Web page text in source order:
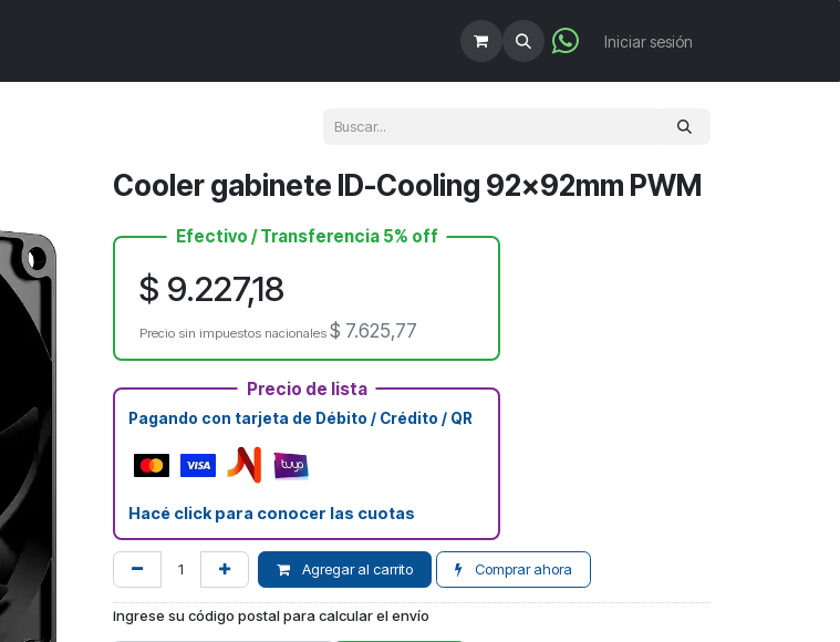
Iniciar sesión
Cooler gabinete ID-Cooling 92x92mm PWM
Efectivo / Transferencia 5% off
$ 9.227,18
Precio sin impuestos nacionales $ 7.625,77
Precio de lista
Pagando con tarjeta de Débito / Crédito / QR
Hacé click para conocer las cuotas
Agregar al carrito Comprar ahora
Ingrese su código postal para calcular el envío